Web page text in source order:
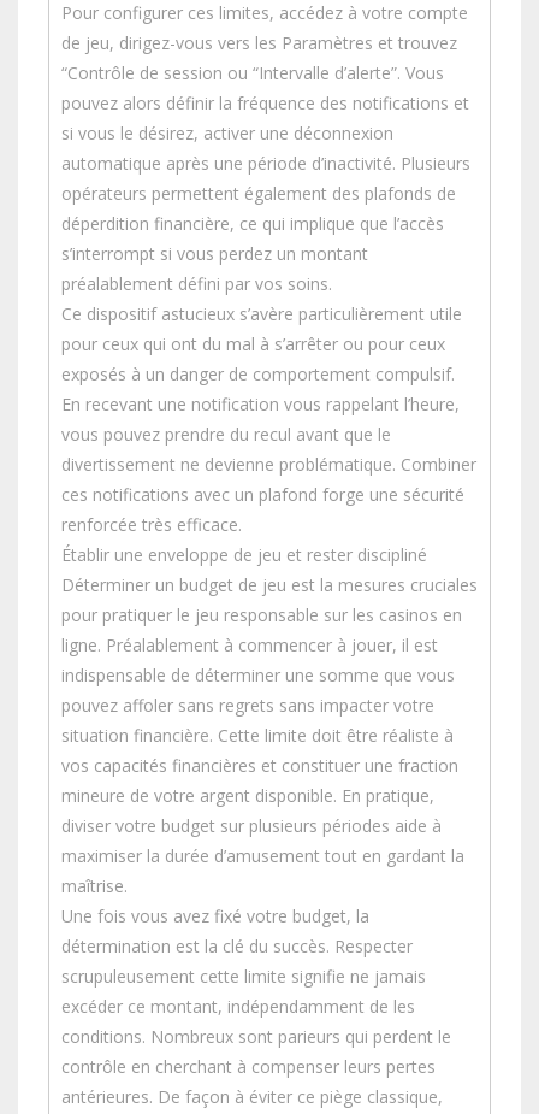
Pour configurer ces limites, accédez à votre compte
de jeu, dirigez-vous vers les Paramètres et trouvez
“Contrôle de session ou “Intervalle d’alerte”. Vous
pouvez alors définir la fréquence des notifications et
si vous le désirez, activer une déconnexion
automatique après une période d’inactivité. Plusieurs
opérateurs permettent également des plafonds de
déperdition financière, ce qui implique que l’accès
s’interrompt si vous perdez un montant
préalablement défini par vos soins.
Ce dispositif astucieux s’avère particulièrement utile
pour ceux qui ont du mal à s’arrêter ou pour ceux
exposés à un danger de comportement compulsif.
En recevant une notification vous rappelant l’heure,
vous pouvez prendre du recul avant que le
divertissement ne devienne problématique. Combiner
ces notifications avec un plafond forge une sécurité
renforcée très efficace.
Établir une enveloppe de jeu et rester discipliné
Déterminer un budget de jeu est la mesures cruciales
pour pratiquer le jeu responsable sur les casinos en
ligne. Préalablement à commencer à jouer, il est
indispensable de déterminer une somme que vous
pouvez affoler sans regrets sans impacter votre
situation financière. Cette limite doit être réaliste à
vos capacités financières et constituer une fraction
mineure de votre argent disponible. En pratique,
diviser votre budget sur plusieurs périodes aide à
maximiser la durée d’amusement tout en gardant la
maîtrise.
Une fois vous avez fixé votre budget, la
détermination est la clé du succès. Respecter
scrupuleusement cette limite signifie ne jamais
excéder ce montant, indépendamment de les
conditions. Nombreux sont parieurs qui perdent le
contrôle en cherchant à compenser leurs pertes
antérieures. De façon à éviter ce piège classique,